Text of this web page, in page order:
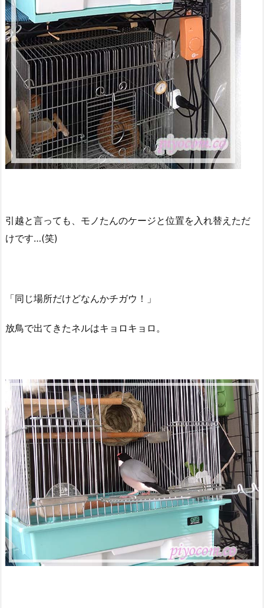
引越と言っても、モノたんのケージと位置を入れ替えただ
けです…(笑)
「同じ場所だけどなんかチガウ！」
放鳥で出てきたネルはキョロキョロ。